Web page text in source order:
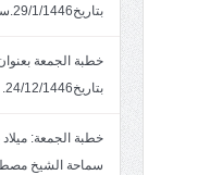
بتاريخ29/1/1446.سماحة الشيخ مصطفى المرهون
بتاريخ24/12/1446. سماحة الشيخ مصطفى المرهون
سماحة الشيخ